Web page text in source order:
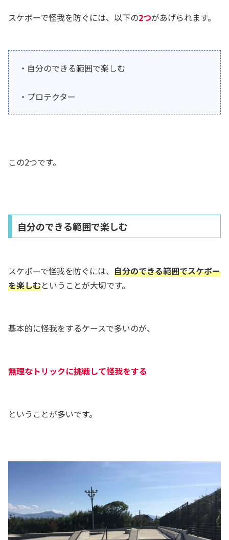
スケボーで怪我を防ぐには、以下の2つがあげられます。
・自分のできる範囲で楽しむ
・プロテクター
この2つです。
自分のできる範囲で楽しむ
スケボーで怪我を防ぐには、 自分のできる範囲でスケボー
を楽しむということが大切です。
基本的に怪我をするケースで多いのが、
無理なトリックに挑戦して怪我をする
ということが多いです。